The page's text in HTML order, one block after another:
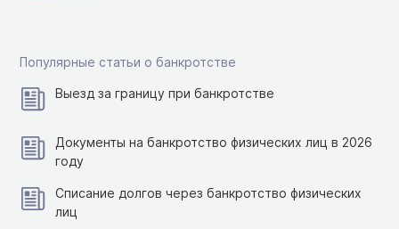
Популярные статьи о банкротстве
Выезд за границу при банкротстве
Документы на банкротство физических лиц в 2026
году
Списание долгов через банкротство физических
лиц